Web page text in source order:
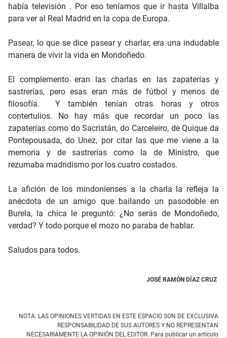
había televisión . Por eso teníamos que ir hasta Villalba
para ver al Real Madrid en la copa de Europa.
Pasear, lo que se dice pasear y charlar, era una indudable
manera de vivir la vida en Mondoñedo.
El complemento eran las charlas en las zapaterías y
sastrerías, pero esas eran más de fútbol y menos de
filosofía. Y también tenían otras horas y otros
contertulios. No hay más que recordar un poco las
zapaterías como do Sacristán, do Carceleiro, de Quique da
Pontepousada, do Unez, por citar las que me viene a la
memoria y de sastrerías como la de Ministro, que
rezumaba madridismo por los cuatro costados.
La afición de los mindonienses a la charla la refleja la
anécdota de un amigo que bailando un pasodoble en
Burela, la chica le preguntó: ¿No serás de Mondoñedo,
verdad? Y todo porque el mozo no paraba de hablar.
Saludos para todos.
JOSÉ RAMÓN DÍAZ CRUZ
NOTA: LAS OPINIONES VERTIDAS EN ESTE ESPACIO SON DE EXCLUSIVA
RESPONSABILIDAD DE SUS AUTORES Y NO REPRESENTAN
NECESARIAMENTE LA OPINIÓN DEL EDITOR. Para publicar un artículo